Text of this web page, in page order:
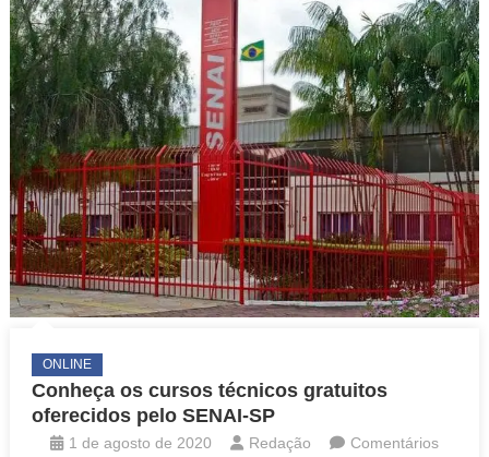
cursos
técnicos
gratuitos
ONLINE
Conheça os cursos técnicos gratuitos
oferecidos pelo SENAI-SP
1 de agosto de 2020 Redação
Comentários